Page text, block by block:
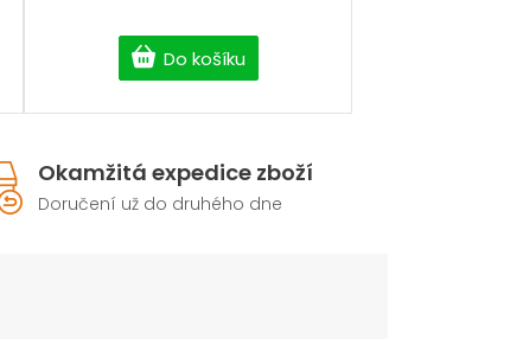
Do košíku
Okamžitá expedice zboží
Doručení už do druhého dne